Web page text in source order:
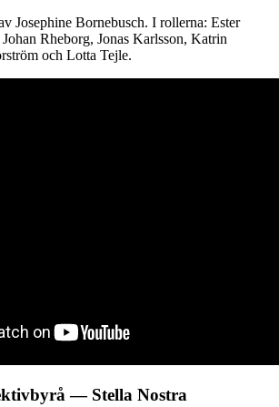
Josephine Bornebusch. I rollerna: Ester
Rheborg, Jonas Karlsson, Katrin
och Lotta Tejle.
— Stella Nostra